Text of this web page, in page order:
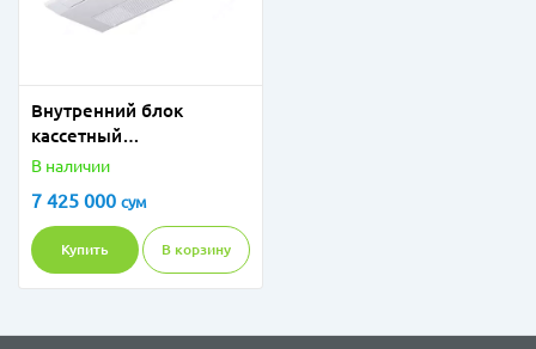
Внутренний блок
кассетный
однопоточный LG
В наличии
7 425 000 сум
Купить В корзину